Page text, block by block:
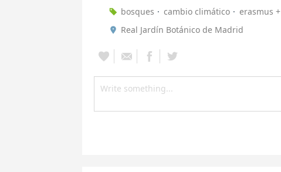
bosques
cambio climático erasmus +
Real Jardín Botánico de Madrid